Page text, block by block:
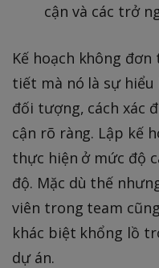
cận và các trở
Kế hoạch không
tiết mà nó là sự hiểu
đối tượng, cách xác
cận rõ ràng. Lập kế
thực hiện ở mức độ
độ. Mặc dù thế
viên trong team
khác biệt khổng lồ
dự án.